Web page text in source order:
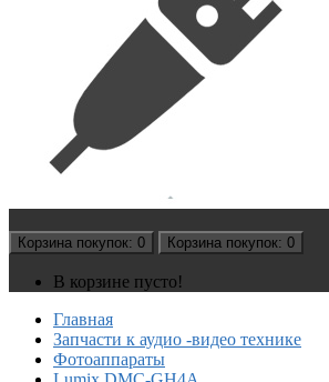
Корзина покупок: 0 Корзина покупок: 0
В корзине пусто!
Главная
Запчасти к аудио -видео технике
Фотоаппараты